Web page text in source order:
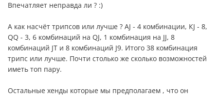
Впечатляет неправда ли ? :)
А как насчёт трипсов или лучше ? АJ - 4 комбинации, КJ - 8,
QQ - 3, 6 комбинаций на QJ, 1 комбинация на JJ, 8
комбинаций JТ и 8 комбинаций J9. Итого 38 комбинация
трипс или лучше. Почти столько же сколько возможностей
иметь топ пару.
Остальные хенды которые мы предполагаем , что он